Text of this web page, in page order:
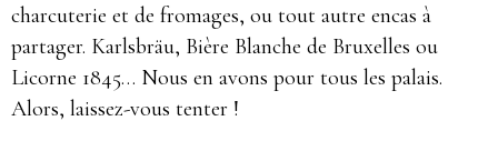
charcuterie et de fromages, ou tout autre encas à
partager. Karlsbräu, Bière Blanche de Bruxelles ou
Licorne 1845… Nous en avons pour tous les palais.
Alors, laissez-vous tenter !